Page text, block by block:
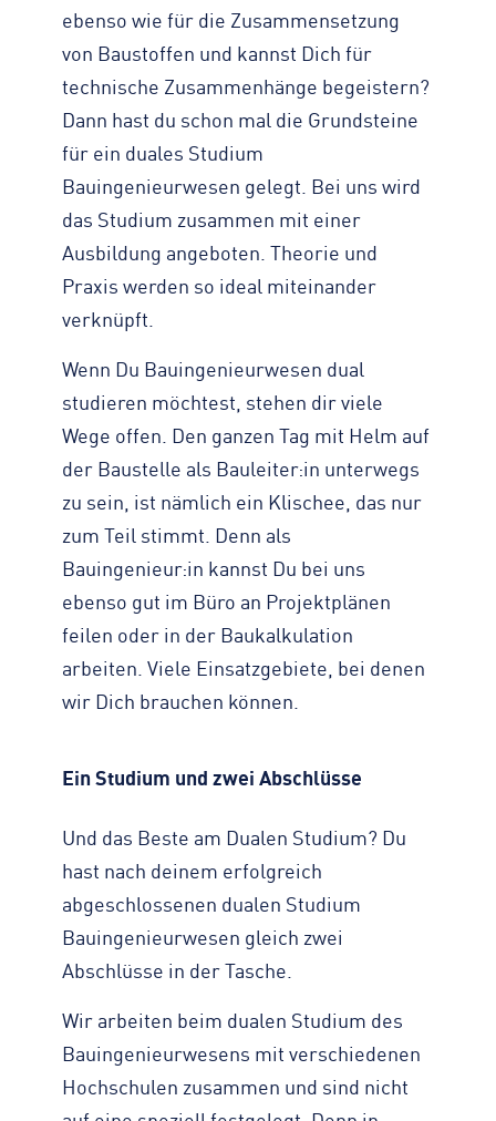
Straßenreinigung
Turmdrehkran
Baumaschinen
Containerservice
Begleitfahrzeug
Zahlen, Daten, Fakten
Standorte
Geschichte
Engagement
Zertifizierungen & Partner
Nachhaltigkeit
KONTAKT
Impressum
Datenschutz
Barrierefreiheit
Transparenz
Hinweisgeber
Downloads
Kontaktformular
ebenso wie für die Zusammensetzung
von Baustoffen und kannst Dich für
technische Zusammenhänge begeistern?
Dann hast du schon mal die Grundsteine
für ein duales Studium
Bauingenieurwesen gelegt. Bei uns wird
das Studium zusammen mit einer
Ausbildung angeboten. Theorie und
Praxis werden so ideal miteinander
verknüpft.
Wenn Du Bauingenieurwesen dual
studieren möchtest, stehen dir viele
Wege offen. Den ganzen Tag mit Helm auf
der Baustelle als Bauleiter:in unterwegs
zu sein, ist nämlich ein Klischee, das nur
zum Teil stimmt. Denn als
Bauingenieur:in kannst Du bei uns
ebenso gut im Büro an Projektplänen
feilen oder in der Baukalkulation
arbeiten. Viele Einsatzgebiete, bei denen
wir Dich brauchen können.
Ein Studium und zwei Abschlüsse
Und das Beste am Dualen Studium? Du
hast nach deinem erfolgreich
abgeschlossenen dualen Studium
Bauingenieurwesen gleich zwei
Abschlüsse in der Tasche.
Wir arbeiten beim dualen Studium des
Bauingenieurwesens mit verschiedenen
Hochschulen zusammen und sind nicht